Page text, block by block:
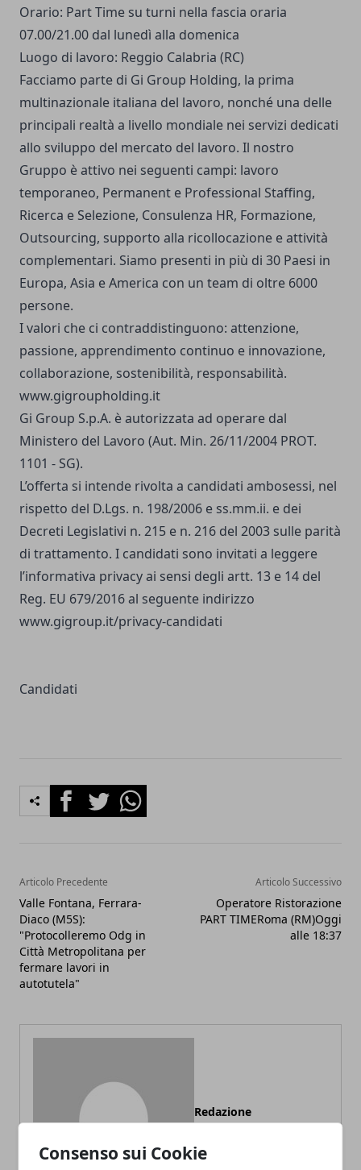
Consenso sui Cookie
Orario: Part Time su turni nella fascia oraria
07.00/21.00 dal lunedì alla domenica
Luogo di lavoro: Reggio Calabria (RC)
Facciamo parte di Gi Group Holding, la prima
multinazionale italiana del lavoro, nonché una delle
principali realtà a livello mondiale nei servizi dedicati
allo sviluppo del mercato del lavoro. Il nostro
Gruppo è attivo nei seguenti campi: lavoro
temporaneo, Permanent e Professional Staffing,
Ricerca e Selezione, Consulenza HR, Formazione,
Outsourcing, supporto alla ricollocazione e attività
complementari. Siamo presenti in più di 30 Paesi in
Europa, Asia e America con un team di oltre 6000
persone.
I valori che ci contraddistinguono: attenzione,
passione, apprendimento continuo e innovazione,
collaborazione, sostenibilità, responsabilità.
www.gigroupholding.it
Gi Group S.p.A. è autorizzata ad operare dal
Ministero del Lavoro (Aut. Min. 26/11/2004 PROT.
1101 - SG).
L’offerta si intende rivolta a candidati ambosessi, nel
rispetto del D.Lgs. n. 198/2006 e ss.mm.ii. e dei
Decreti Legislativi n. 215 e n. 216 del 2003 sulle parità
di trattamento. I candidati sono invitati a leggere
l’informativa privacy ai sensi degli artt. 13 e 14 del
Reg. EU 679/2016 al seguente indirizzo
www.gigroup.it/privacy-candidati
Candidati
FacebookTwitterWhatsapp
Articolo Precedente
Valle Fontana, Ferrara-
Diaco (M5S):
"Protocolleremo Odg in
Città Metropolitana per
fermare lavori in
autotutela"
Articolo Successivo
Operatore Ristorazione
PART TIMERoma (RM)Oggi
alle 18:37
Redazione